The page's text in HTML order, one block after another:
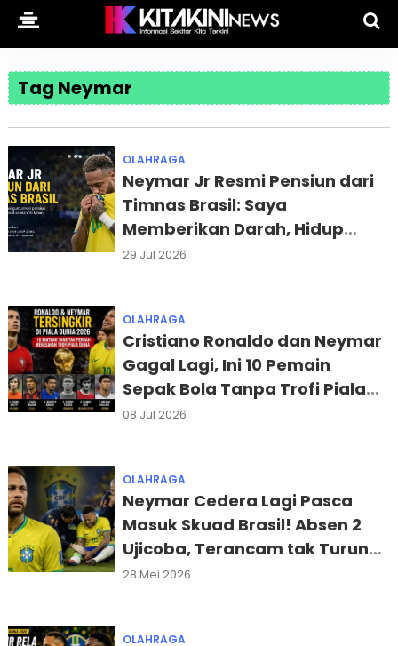
Tag Neymar
OLAHRAGA
Neymar Jr Resmi Pensiun dari
Timnas Brasil: Saya
Memberikan Darah, Hidup
Saya untuk Selecao
29 Jul 2026
OLAHRAGA
Cristiano Ronaldo dan Neymar
Gagal Lagi, Ini 10 Pemain
Sepak Bola Tanpa Trofi Piala
Dunia
08 Jul 2026
OLAHRAGA
Neymar Cedera Lagi Pasca
Masuk Skuad Brasil! Absen 2
Ujicoba, Terancam tak Turun
di Pembuka Piala Dunia 2026
28 Mei 2026
OLAHRAGA